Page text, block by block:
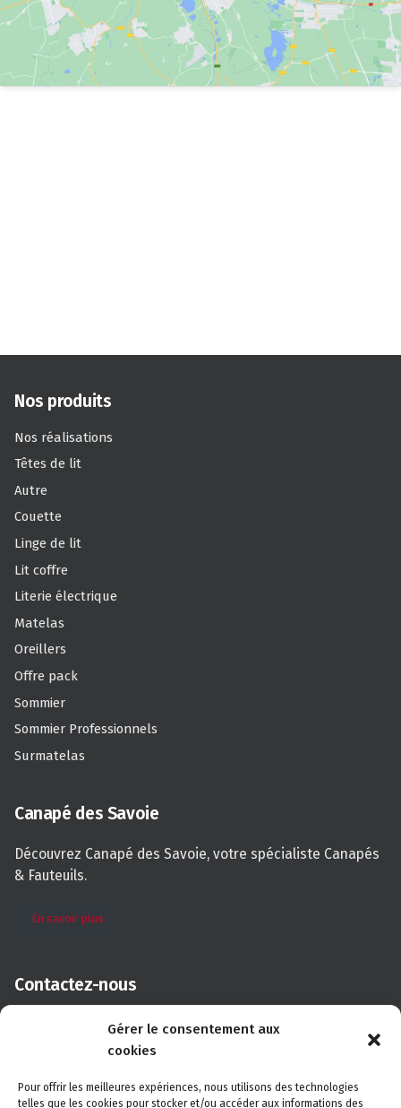
Gérer le consentement aux
cookies
Pour offrir les meilleures expériences, nous utilisons des technologies
telles que les cookies pour stocker et/ou accéder aux informations des
Nos produits
Nos réalisations
Têtes de lit
Autre
Couette
Linge de lit
Lit coffre
Literie électrique
Matelas
Oreillers
Offre pack
Sommier
Sommier Professionnels
Surmatelas
Canapé des Savoie
Découvrez Canapé des Savoie, votre spécialiste Canapés
& Fauteuils.
En savoir plus
Contactez-nous
04 50 34 16 60
contact@literiedessavoie.com
Les Bossons